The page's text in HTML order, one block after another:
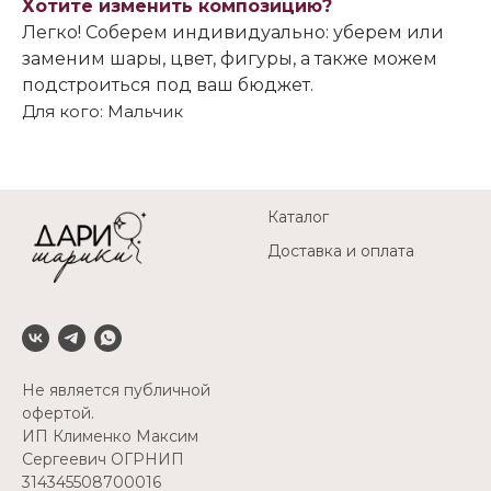
Хотите изменить композицию?
Легко! Соберем индивидуально: уберем или
заменим шары, цвет, фигуры, а также можем
подстроиться под ваш бюджет.
Для кого: Мальчик
Не является публичной
офертой.
ИП Клименко Максим
Сергеевич ОГРНИП
314345508700016
Каталог
Доставка и оплата